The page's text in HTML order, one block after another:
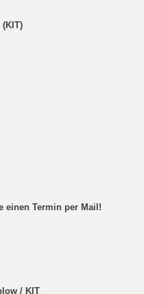
einen Termin per Mail!
/ KIT